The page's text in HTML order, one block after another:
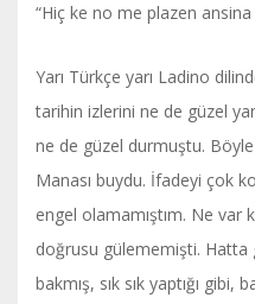
“Hiç ke no me plazen ansina
Yarı Türkçe yarı Ladino
tarihin izlerini ne de güzel
ne de güzel durmuştu.
Manası buydu. İfadeyi çok
engel olamamıştım. Ne
doğrusu gülememişti.
bakmış, sık sık yaptığı gibi,